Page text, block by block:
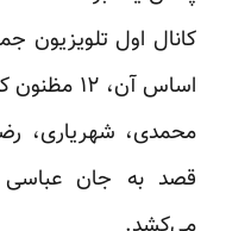
کانال اول تلویزیون